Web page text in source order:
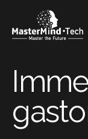
Imme
gasto